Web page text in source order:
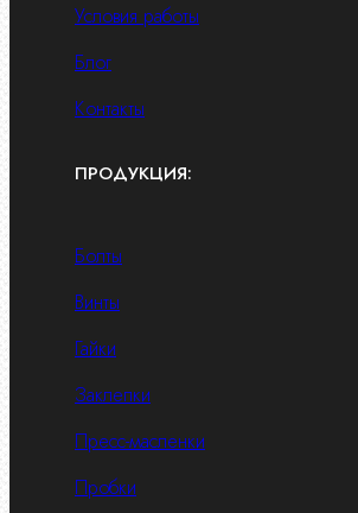
Условия работы
Блог
Контакты
ПРОДУКЦИЯ:
Болты
Винты
Гайки
Заклепки
Пресс-масленки
Пробки